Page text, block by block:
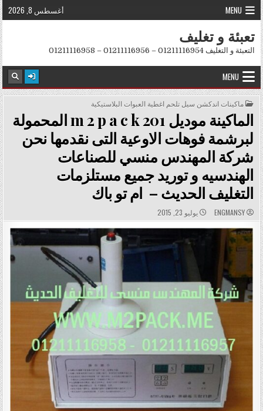
Skip to content
MENU أغسطس 8, 2026
تعبئة و تغليف
التعبئة و التغليف 01211116954 – 01211116956 – 01211116958
MENU
POSTED IN
ماكينات اندكشن سيل تلحم اغطية العبوات البلاستيكية
الماكينة موديل m 2 p a c k 201 المحمولة
لبرشمة فوهات الاوعية التى نقدمها نحن
شركة المهندس منسي للصناعات
الهندسيه و توريد جميع مستلزمات
التغليف الحديث – ام تو باك
AUTHOR:
ENGMANSY
PUBLISHED DATE:
يوليو 23, 2015